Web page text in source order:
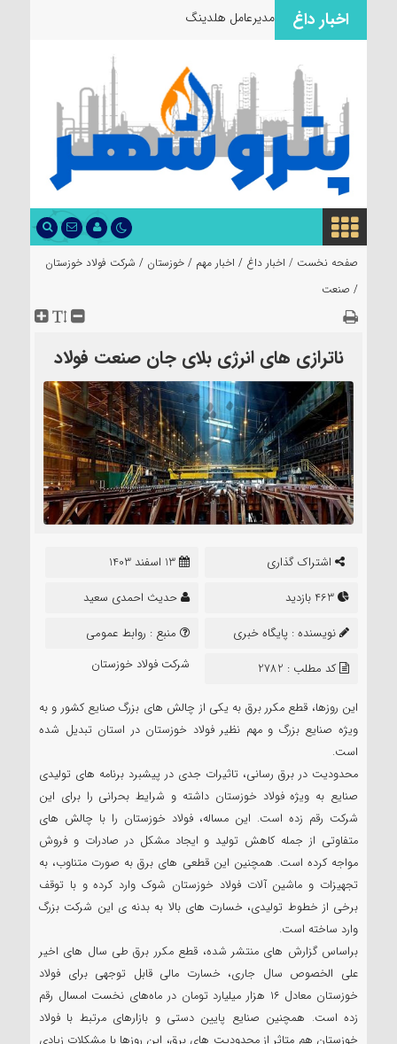
اخبار داغ مدیرعامل هلدینگ صباانرژی ا
صفحه نخست / اخبار داغ / اخبار مهم / خوزستان / شرکت فولاد خوزستان
/ صنعت
ناترازی های انرژی بلای جان صنعت فولاد
اشتراک گذاری
13 اسفند 1403
حدیث احمدی سعید
نویسنده : پایگاه خبری
نشر تعلیم
منبع : روابط عمومی
شرکت فولاد خوزستان
کد مطلب : 2782
این روزها، قطع مکرر برق به یکی از چالش های بزرگ صنایع کشور و به
ویژه صنایع بزرگ و مهم نظیر فولاد خوزستان در استان تبدیل شده
است.
محدودیت در برق رسانی، تاثیرات جدی در پیشبرد برنامه های تولیدی
صنایع به ویژه فولاد خوزستان داشته و شرایط بحرانی را برای این
شرکت رقم‌ زده است. این مساله، فولاد خوزستان را با چالش های
متفاوتی از جمله کاهش تولید و ایجاد مشکل در صادرات و فروش
مواجه کرده است. همچنین این قطعی های برق به صورت متناوب، به
تجهیزات و ماشین آلات فولاد خوزستان شوک وارد کرده و با توقف
برخی از خطوط تولیدی، خسارت های بالا به بدنه ی این شرکت بزرگ
وارد ساخته است.
براساس گزارش های منتشر شده، قطع مکرر برق طی سال های اخیر
علی الخصوص سال جاری، خسارت مالی قابل توجهی برای فولاد
خوزستان معادل ۱۶ هزار میلیارد تومان در ماه‌های نخست امسال رقم
زده است. همچنین صنایع پایین دستی و بازارهای مرتبط با فولاد